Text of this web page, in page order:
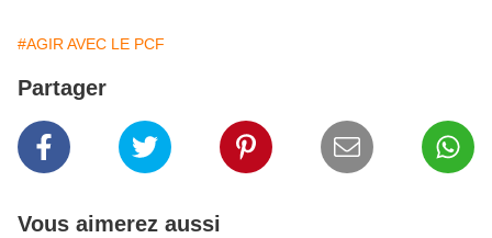
#AGIR AVEC LE PCF
Partager
Vous aimerez aussi